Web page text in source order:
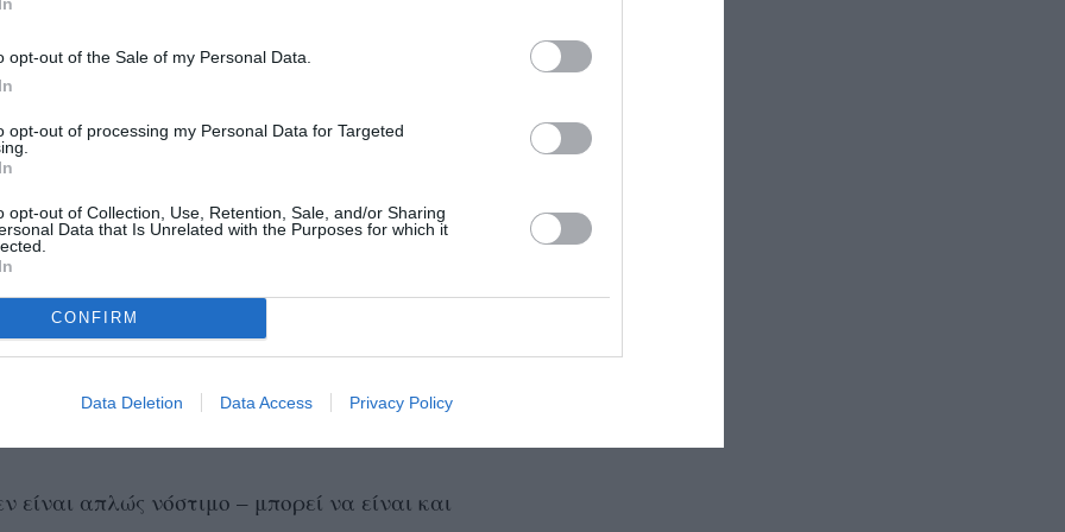
opt-out of the Sale of my Personal Data.
opt-out of processing my Personal Data for Targeted
opt-out of Collection, Use, Retention, Sale, and/or Sharing
Data that Is Unrelated with the Purposes for which it
CONFIRM
Data Deletion Data Access Privacy Policy
πιστέψτε με»,
trust me ☕️
#coffeetime #helathyrecpies
Jiggle (feat. Duke & Jones) – Louis
της με πολλούς να δοκιμάζουν τις δικές
έναν μίξερ για να κάνει τον
αισθητική του «σύννεφου», ενώ πολλοί
γάλακτος ακόμα και σιρόπι βανίλιας για
απλώς νόστιμο – μπορεί να είναι και